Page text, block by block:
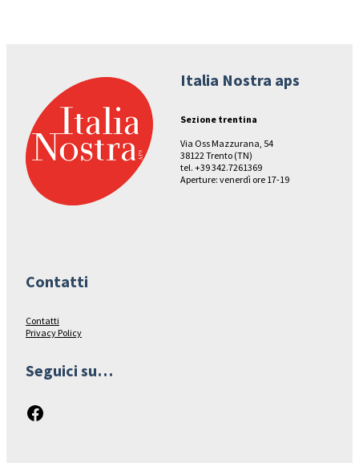
Italia Nostra aps
Sezione trentina
Via Oss Mazzurana, 54
38122 Trento (TN)
tel. +39 342.7261369
Aperture: venerdì ore 17-19
Contatti
Contatti
Privacy Policy
Seguici su…
Facebook